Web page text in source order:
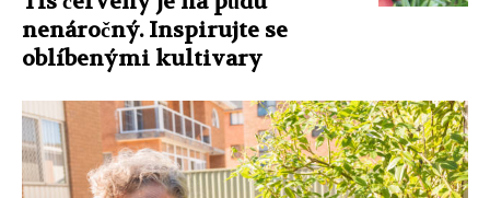
nenáročný. Inspirujte se
oblíbenými kultivary